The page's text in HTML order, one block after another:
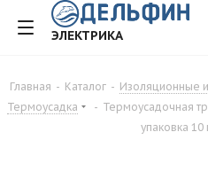
ЭЛЕКТРИКА
Главная - Каталог - Изоляционные
Термоусадка
- Термоусадочная
упаковка 10